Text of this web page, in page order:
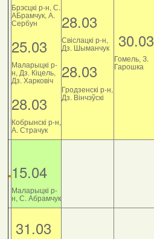
Брэсцкі р-н, С.
АБрамчук, А.
Сербун
25.03
Маларыцкі р-
н, Дз. Кіцель,
Дз. Харковіч
28.03
Кобрынскі р-н,
А. Страчук
28.03
Свіслацкі р-н,
Дз. Шыманчук
28.03
Гродзенскі р-н,
Дз. Вінчэўскі
30.03
Гомель, З.
Гарошка
15.04
Маларыцкі р-
н, С. Абрамчук
31.03